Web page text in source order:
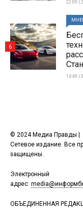
22:09 |
14:49 |
6
© 2024 Медиа Правды |
Сетевое издание. Все
защищены.
Электронный
адрес:
ОБЪЕДИНЕННАЯ